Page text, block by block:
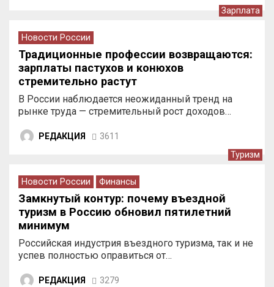
Зарплата
Новости России
Традиционные профессии возвращаются:
зарплаты пастухов и конюхов
стремительно растут
В России наблюдается неожиданный тренд на
рынке труда — стремительный рост доходов…
РЕДАКЦИЯ 3611
Туризм
Новости России Финансы
Замкнутый контур: почему въездной
туризм в Россию обновил пятилетний
минимум
Российская индустрия въездного туризма, так и не
успев полностью оправиться от…
РЕДАКЦИЯ 3279